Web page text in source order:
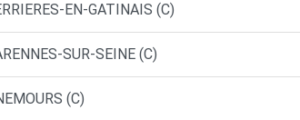
EN-GATINAIS (C)
SUR-SEINE (C)
(C)